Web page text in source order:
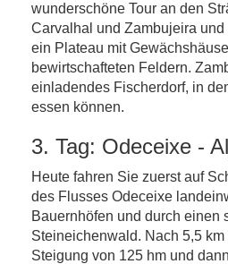
wunderschöne Tour an den
Carvalhal und Zambujeira
ein Plateau mit
bewirtschafteten Feldern.
einladendes Fischerdorf, in
essen können.
3. Tag: Odeceixe -
Heute fahren Sie zuerst auf
des Flusses Odeceixe
Bauernhöfen und durch einen
Steineichenwald. Nach 5,5
Steigung von 125 hm und